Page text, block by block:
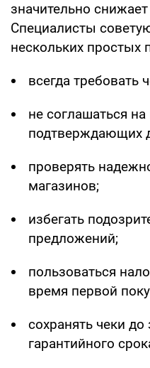
значительно
Специалисты
нескольких простых
всегда требовать
не соглашаться
подтверждающих
проверять
магазинов;
избегать
предложений;
пользоваться
время первой
сохранять чеки
гарантийного